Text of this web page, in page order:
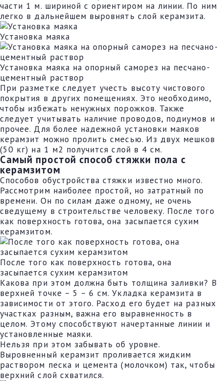
части 1 м. шириной с ориентиром на линии. По ним
легко в дальнейшем выровнять слой керамзита.
Установка маяка
Установка маяка на опорный саморез на песчано-
цементный раствор
При разметке следует учесть высоту чистового
покрытия в других помещениях. Это необходимо,
чтобы избежать ненужных порожков. Также
следует учитывать наличие проводов, подиумов и
прочее. Для более надежной установки маяков
керамзит можно пролить смесью. Из двух мешков
(50 кг) на 1 м2 получится слой в 4 см.
Самый простой способ стяжки пола с
керамзитом
Способов обустройства стяжки известно много.
Рассмотрим наиболее простой, но затратный по
времени. Он по силам даже одному, не очень
сведущему в строительстве человеку. После того
как поверхность готова, она засыпается сухим
керамзитом.
После того как поверхность готова, она
засыпается сухим керамзитом
Какова при этом должна быть толщина заливки? В
верхней точке – 5 – 6 см. Укладка керамзита в
зависимости от этого. Расход его будет на разных
участках разным, важна его выравненность в
целом. Этому способствуют начертанные линии и
установленные маяки.
Нельзя при этом забывать об уровне.
Выровненный керамзит проливается жидким
раствором песка и цемента (молочком) так, чтобы
верхний слой схватился.